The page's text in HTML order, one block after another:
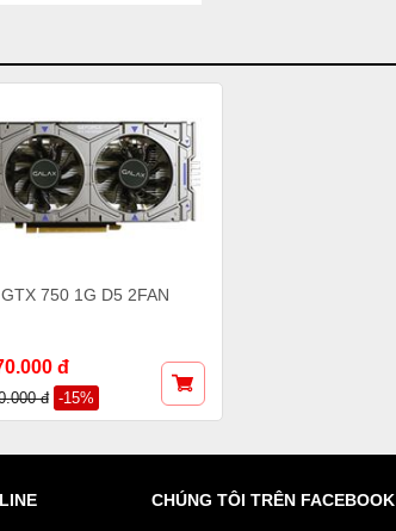
750 1G D5 2FAN
đ
đ -15%
CHÚNG TÔI TRÊN FACEBOOK